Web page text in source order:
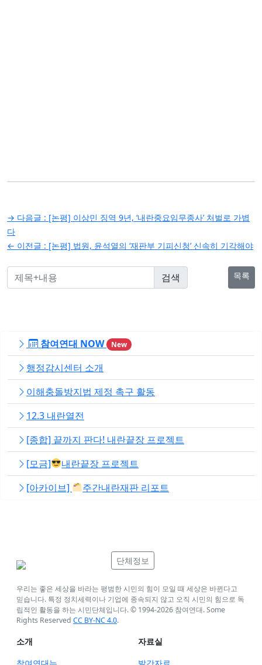
글
탐
색
→ 다음글 : [논평] 이상민 징역 9년, ‘내란중요임무종사’ 처벌로 가볍
다
← 이전글 : [논평] 법원, 윤석열의 ‘재판부 기피신청’ 신속히 기각해야
목록
참여연대 NOW New
행정감시센터 소개
이해충돌방지법 제정 촉구 활동
12.3 내란열전
[종합] 끝까지 판다! 내란끝장 프로젝트
[모금]
내란끝장 프로젝트
[아카이브]
주간내란재판 리포트
단체정보
우리는 좋은 세상을 바라는 평범한 시민의 힘이 모일 때 세상은 바뀐다고
믿습니다. 특정 정치세력이나 기업에 종속되지 않고 오직 시민의 힘으로 독
립적인 활동을 하는 시민단체입니다. © 1994-2026 참여연대. Some
Rights Reserved CC BY-NC 4.0.
소개
자료실